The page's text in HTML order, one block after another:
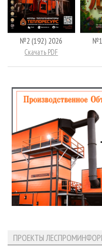
№2 (192) 2026
Скачать PDF
ПРОЕКТЫ